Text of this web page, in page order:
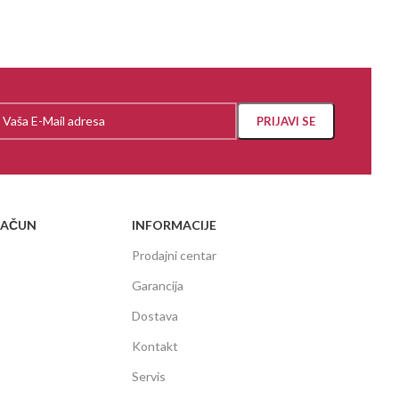
INFORMACIJE
Prodajni centar
Garancija
Dostava
Kontakt
Servis